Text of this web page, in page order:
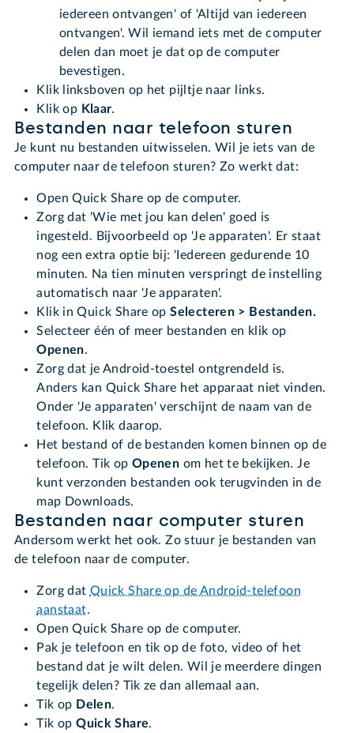
iedereen ontvangen' of 'Altijd van iedereen
ontvangen'. Wil iemand iets met de computer
delen dan moet je dat op de computer
bevestigen.
Klik linksboven op het pijltje naar links.
Klik op Klaar.
Bestanden naar telefoon sturen
Je kunt nu bestanden uitwisselen. Wil je iets van de
computer naar de telefoon sturen? Zo werkt dat:
Open Quick Share op de computer.
Zorg dat 'Wie met jou kan delen' goed is
ingesteld. Bijvoorbeeld op 'Je apparaten'. Er staat
nog een extra optie bij: 'Iedereen gedurende 10
minuten. Na tien minuten verspringt de instelling
automatisch naar 'Je apparaten'.
Klik in Quick Share opSelecteren > Bestanden.
Selecteer één of meer bestanden en klik op
Openen.
Zorg dat je Android-toestel ontgrendeld is.
Anders kan Quick Share het apparaat niet vinden.
Onder 'Je apparaten' verschijnt de naam van de
telefoon. Klik daarop.
Het bestand of de bestanden komen binnen op de
telefoon. Tik op Openen om het te bekijken. Je
kunt verzonden bestanden ook terugvinden in de
map Downloads.
Bestanden naar computer sturen
Andersom werkt het ook. Zo stuur je bestanden van
de telefoon naar de computer.
Zorg dat Quick Share op de Android-telefoon
aanstaat.
Open Quick Share op de computer.
Pak je telefoon en tik op de foto, video of het
bestand dat je wilt delen. Wil je meerdere dingen
tegelijk delen? Tik ze dan allemaal aan.
Tik op Delen.
Tik opQuick Share.